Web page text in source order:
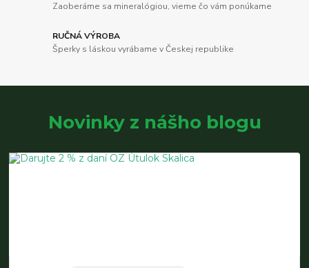
Zaoberáme sa mineralógiou, vieme čo vám ponúkame
RUČNÁ VÝROBA
Šperky s láskou vyrábame v Českej republike
Novinky z nášho blogu